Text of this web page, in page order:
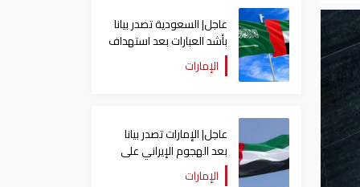
عاجل| السعودية تصدر بيانا
بأشد العبارات بعد استهداف
إيران لناقلة إماراتية
الإمارات
عاجل| الإمارات تصدر بيانا
بعد الهجوم الإيراني على
سفينة تابعة لـ"أدنوك"
الإمارات